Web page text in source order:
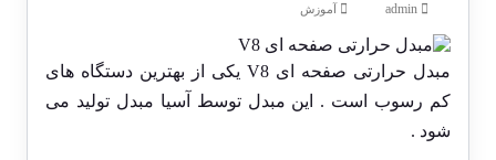
admin آموزش
مبدل حرارتی صفحه ای V8 یکی از بهترین دستگاه های
کم رسوب است . این مبدل توسط
آسیا مبدل تولید می
شود .